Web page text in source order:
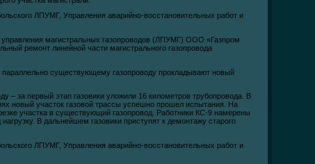
ЛПУМГ, Управления аварийно-восстановительных работ и
управления магистральных газопроводов (ЛПУМГ) ООО «Газпром
ремонт линейной части магистрального газопровода
существующему газопроводу прокладывают новый
– за первый этап газовики уложили 16 километров трубопровода. В
новый участок газовой трассы успешно прошел испытания. На
участка в существующий газопровод. Работники КС-9 намерены
В дальнейшем газовики приступят к демонтажу старого
ЛПУМГ, Управления аварийно-восстановительных работ и